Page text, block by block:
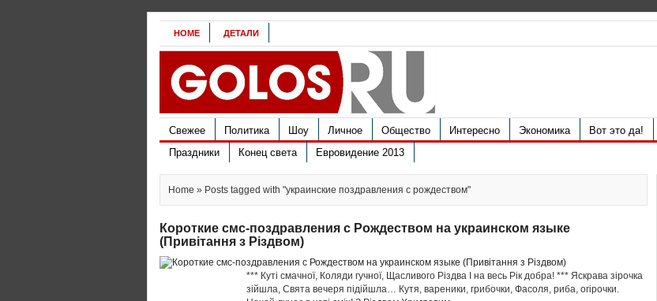
HOME ДЕТАЛИ
Свежее Политика Шоу Личное Общество Интересно Экономика Вот это да!
Праздники
Конец света Евровидение 2013
Home » Posts tagged with "украинские поздравления с рождеством"
Короткие смс-поздравления с Рождеством на украинском языке
(Привітання з Різдвом)
*** Куті смачної, Коляди гучної, Щасливого Різдва І на весь Рік добра! *** Яскрава зірочка
зiйшла, Свята вечеря пiдiйшла… Кутя, вареники, грибочки, Фасоля, риба, огiрочки.